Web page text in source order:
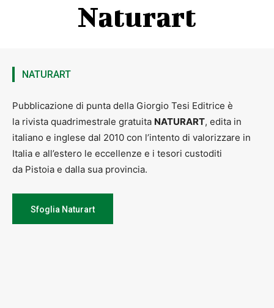
Naturart
NATURART
Pubblicazione di punta della Giorgio Tesi Editrice è
la rivista quadrimestrale gratuita NATURART, edita in
italiano e inglese dal 2010 con l’intento di valorizzare in
Italia e all’estero le eccellenze e i tesori custoditi
da Pistoia e dalla sua provincia.
Sfoglia Naturart